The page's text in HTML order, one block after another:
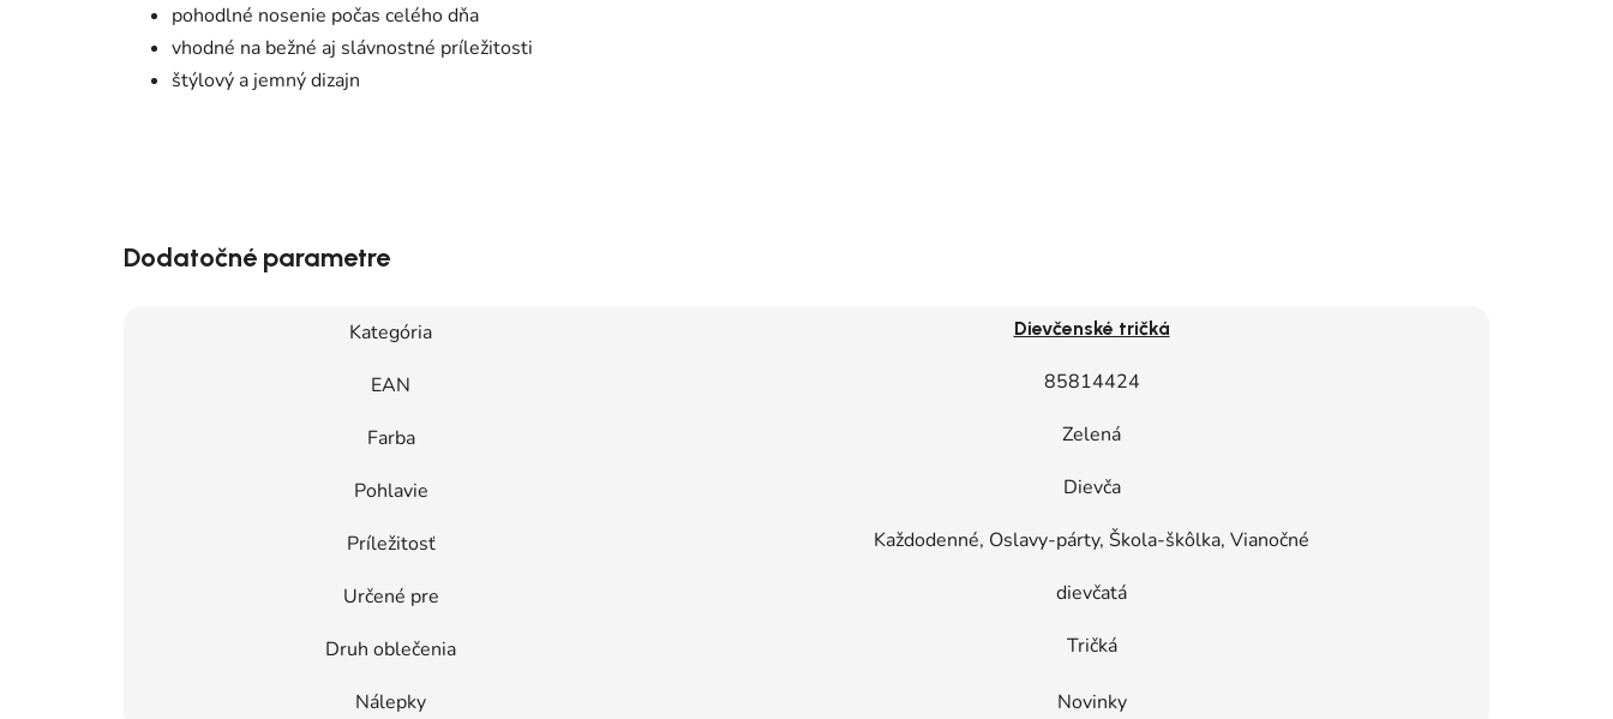
pohodlné nosenie počas celého dňa
vhodné na bežné aj slávnostné príležitosti
štýlový a jemný dizajn
Dodatočné parametre
Kategória Dievčenské tričká
EAN 85814424
Farba Zelená
Pohlavie Dievča
Príležitosť Každodenné, Oslavy-párty, Škola-škôlka, Vianočné
Určené pre dievčatá
Druh oblečenia Tričká
Nálepky Novinky